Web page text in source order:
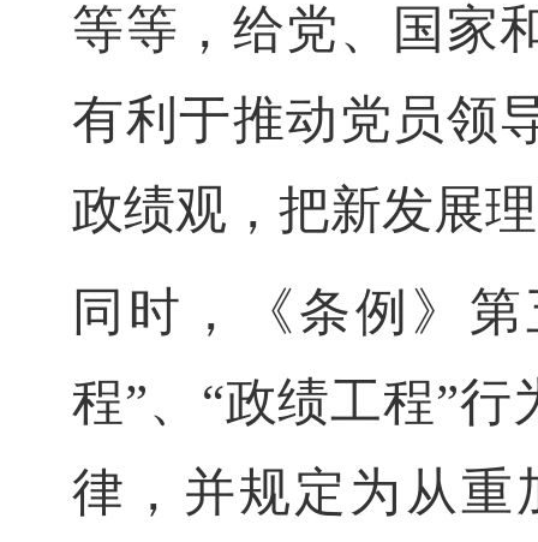
等等，给党、国家
有利于推动党员领
政绩观，把新发展
同时，《条例》
程”、“政绩工程”
律，并规定为从重